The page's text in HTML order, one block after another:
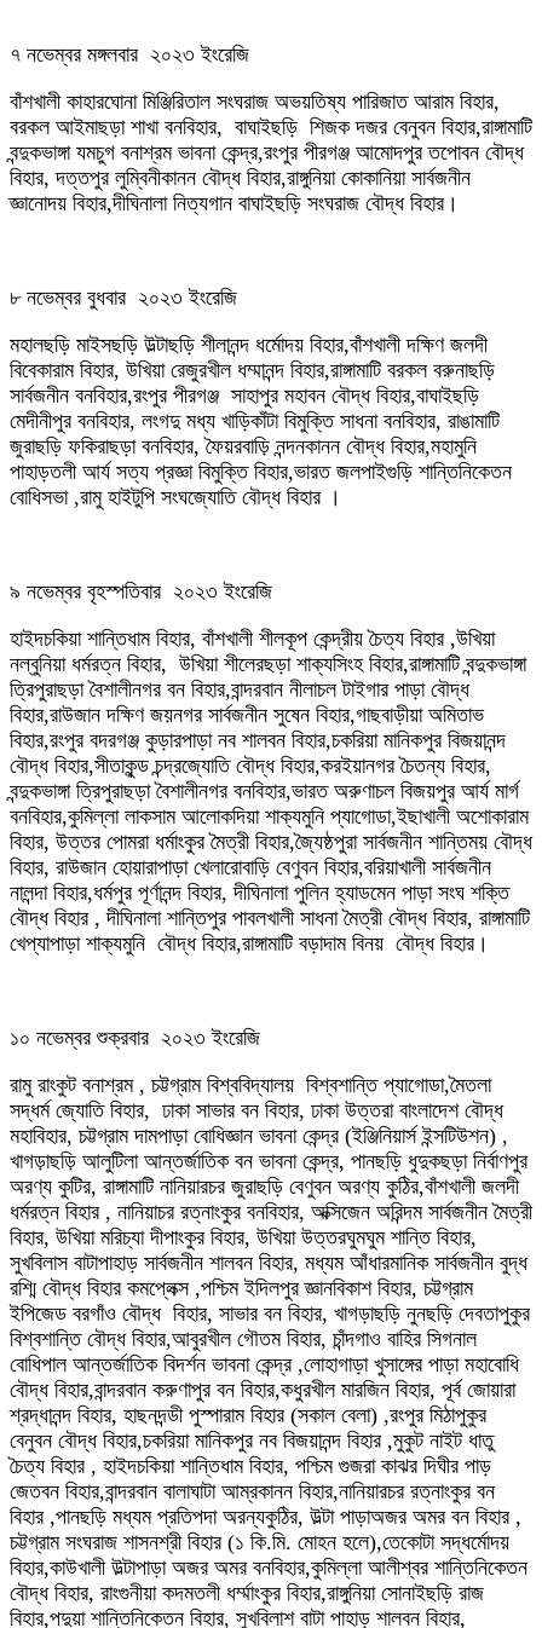
৭ নভেম্বর মঙ্গলবার ২০২৩ ইংরেজি
বাঁশখালী কাহারঘোনা মিঞ্জিরিতাল সংঘরাজ অভয়তিষ্য পারিজাত আরাম বিহার,
বরকল আইমাছড়া শাখা বনবিহার, বাঘাইছড়ি শিজক দজর বেনুবন বিহার,রাঙ্গামাটি
বন্দুকভাঙ্গা যমচুগ বনাশ্রম ভাবনা কেন্দ্র,রংপুর পীরগঞ্জ আমোদপুর তপোবন বৌদ্ধ
বিহার, দত্তপুর লুম্বিনীকানন বৌদ্ধ বিহার,রাঙ্গুনিয়া কোকানিয়া সার্বজনীন
জ্ঞানোদয় বিহার,দীঘিনালা নিত্যগান বাঘাইছড়ি সংঘরাজ বৌদ্ধ বিহার।
৮ নভেম্বর বুধবার ২০২৩ ইংরেজি
মহালছড়ি মাইসছড়ি উল্টাছড়ি শীলানন্দ ধর্মোদয় বিহার,বাঁশখালী দক্ষিণ জলদী
বিবেকারাম বিহার, উখিয়া রেজুরখীল ধম্মানন্দ বিহার,রাঙ্গামাটি বরকল বরুনাছড়ি
সার্বজনীন বনবিহার,রংপুর পীরগঞ্জ সাহাপুর মহাবন বৌদ্ধ বিহার,বাঘাইছড়ি
মেদীনীপুর বনবিহার, লংগদু মধ্য খাড়িকাঁটা বিমুক্তি সাধনা বনবিহার, রাঙামাটি
জুরাছড়ি ফকিরাছড়া বনবিহার, ফৈয়রবাড়ি নন্দনকানন বৌদ্ধ বিহার,মহামুনি
পাহাড়তলী আর্য সত্য প্রজ্ঞা বিমুক্তি বিহার,ভারত জলপাইগুড়ি শান্তিনিকেতন
বোধিসভা ,রামু হাইটুপি সংঘজ্যোতি বৌদ্ধ বিহার ।
৯ নভেম্বর বৃহস্পতিবার ২০২৩ ইংরেজি
হাইদচকিয়া শান্তিধাম বিহার, বাঁশখালী শীলকূপ কেন্দ্রীয় চৈত্য বিহার ,উখিয়া
নল্বুনিয়া ধর্মরত্ন বিহার, উখিয়া শীলেরছড়া শাক্যসিংহ বিহার,রাঙ্গামাটি বন্দুকভাঙ্গা
ত্রিপুরাছড়া বৈশালীনগর বন বিহার,বান্দরবান নীলাচল টাইগার পাড়া বৌদ্ধ
বিহার,রাউজান দক্ষিণ জয়নগর সার্বজনীন সুষেন বিহার,গাছবাড়ীয়া অমিতাভ
বিহার,রংপুর বদরগঞ্জ কুড়ারপাড়া নব শালবন বিহার,চকরিয়া মানিকপুর বিজয়ানন্দ
বৌদ্ধ বিহার,সীতাকুন্ড চন্দ্রজ্যোতি বৌদ্ধ বিহার,করইয়ানগর চৈতন্য বিহার,
বন্দুকভাঙ্গা ত্রিপুরাছড়া বৈশালীনগর বনবিহার,ভারত অরুণাচল বিজয়পুর আর্য মার্গ
বনবিহার,কুমিল্লা লাকসাম আলোকদিয়া শাক্যমুনি প্যাগোডা,ইছাখালী অশোকারাম
বিহার, উত্তর পোমরা ধর্মাংকুর মৈত্রী বিহার,জ্যৈষ্ঠপুরা সার্বজনীন শান্তিময় বৌদ্ধ
বিহার, রাউজান হোয়ারাপাড়া খেলারোবাড়ি বেণুবন বিহার,বরিয়াখালী সার্বজনীন
নালন্দা বিহার,ধর্মপুর পূর্ণানন্দ বিহার, দীঘিনালা পুলিন হ্যাডমেন পাড়া সংঘ শক্তি
বৌদ্ধ বিহার , দীঘিনালা শান্তিপুর পাবলখালী সাধনা মৈত্রী বৌদ্ধ বিহার, রাঙ্গামাটি
খেপ্যাপাড়া শাক্যমুনি বৌদ্ধ বিহার,রাঙ্গামাটি বড়াদাম বিনয় বৌদ্ধ বিহার।
১০ নভেম্বর শুক্রবার ২০২৩ ইংরেজি
রামু রাংকুট বনাশ্রম , চট্টগ্রাম বিশ্ববিদ্যালয় বিশ্বশান্তি প্যাগোডা,মৈতলা
সদ্ধর্ম জ্যোতি বিহার, ঢাকা সাভার বন বিহার, ঢাকা উত্তরা বাংলাদেশ বৌদ্ধ
মহাবিহার, চট্টগ্রাম দামপাড়া বোধিজ্ঞান ভাবনা কেন্দ্র (ইঞ্জিনিয়ার্স ইন্সটিউশন) ,
খাগড়াছড়ি আলুটিলা আন্তর্জাতিক বন ভাবনা কেন্দ্র, পানছড়ি ধুদুকছড়া নির্বাণপুর
অরণ্য কুটির, রাঙ্গামাটি নানিয়ারচর জুরাছড়ি বেণুবন অরণ্য কুঠির,বাঁশখালী জলদী
ধর্মরত্ন বিহার , নানিয়াচর রত্নাংকুর বনবিহার, অক্সিজেন অরিন্দম সার্বজনীন মৈত্রী
বিহার, উখিয়া মরিচ্যা দীপাংকুর বিহার, উখিয়া উত্তরঘুমঘুম শান্তি বিহার,
সুখবিলাস বাটাপাহাড় সার্বজনীন শালবন বিহার, মধ্যম আঁধারমানিক সার্বজনীন বুদ্ধ
রশ্মি বৌদ্ধ বিহার কমপ্লেক্স ,পশ্চিম ইদিলপুর জ্ঞানবিকাশ বিহার, চট্টগ্রাম
ইপিজেড বরগাঁও বৌদ্ধ বিহার, সাভার বন বিহার, খাগড়াছড়ি নুনছড়ি দেবতাপুকুর
বিশ্বশান্তি বৌদ্ধ বিহার,আবুরখীল গৌতম বিহার, চাঁন্দগাও বাহির সিগনাল
বোধিপাল আন্তর্জাতিক বিদর্শন ভাবনা কেন্দ্র ,লোহাগাড়া খুসাঙ্গের পাড়া মহাবোধি
বৌদ্ধ বিহার,বান্দরবান করুণাপুর বন বিহার,কধুরখীল মারজিন বিহার, পূর্ব জোয়ারা
শ্রদ্ধানন্দ বিহার, হাছনদন্ডী পুস্পারাম বিহার (সকাল বেলা) ,রংপুর মিঠাপুকুর
বেনুবন বৌদ্ধ বিহার,চকরিয়া মানিকপুর নব বিজয়ানন্দ বিহার ,মুকুট নাইট ধাতু
চৈত্য বিহার , হাইদচকিয়া শান্তিধাম বিহার, পশ্চিম গুজরা কাঝর দিঘীর পাড়
জেতবন বিহার,বান্দরবান বালাঘাটা আম্রকানন বিহার,নানিয়ারচর রত্নাংকুর বন
বিহার ,পানছড়ি মধ্যম প্রতিপদা অরন্যকুঠির, উল্টা পাড়াঅজর অমর বন বিহার ,
চট্টগ্রাম সংঘরাজ শাসনশ্রী বিহার (১ কি.মি. মোহন হলে),তেকোটা সদ্ধর্মোদয়
বিহার,কাউখালী উল্টাপাড়া অজর অমর বনবিহার,কুমিল্লা আলীশ্বর শান্তিনিকেতন
বৌদ্ধ বিহার, রাংগুনীয়া কদমতলী ধর্ম্মাংকুর বিহার,রাঙ্গুনিয়া সোনাইছড়ি রাজ
বিহার,পদুয়া শান্তিনিকেতন বিহার, সুখবিলাশ বাটা পাহাড় শালবন বিহার,